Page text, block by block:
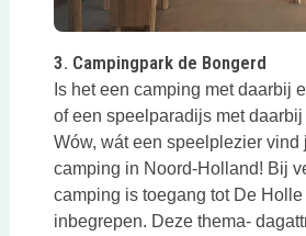
3. Campingpark de Bongerd
Is het een camping met daarbij
of een speelparadijs met
Wów, wát een speelplezier vind
camping in Noord-Holland! Bij
camping is toegang tot De
inbegrepen. Deze thema-